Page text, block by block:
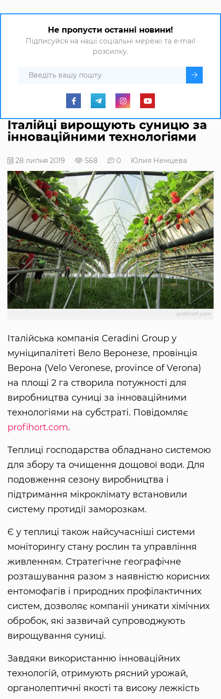
Не пропусти останні новини!
Підписуйся на наші соціальні мережі та e-mail
розсилку.
Італійці вирощують суницю за
інноваційними технологіями
28 липня 2019 568 0 Юлия Немцева
profihort.com
Італійська компанія Сeradini Group у
муніципалітеті Вело Веронезе, провінція
Верона (Velo Veronese, province of Verona)
на площі 2 га створила потужності для
виробництва суниці за інноваційними
технологіями на субстраті. Повідомляє
profihort.com.
Теплиці господарства обладнано системою
для збору та очищення дощової води. Для
подовження сезону виробництва і
підтримання мікроклімату встановили
систему протидії заморозкам.
Є у теплиці також найсучасніші системи
моніторингу стану рослин та управління
живленням. Стратегічне географічне
розташування разом з наявністю корисних
ентомофагів і природних профілактичних
систем, дозволяє компанії уникати хімічних
обробок, які зазвичай супроводжують
вирощування суниці.
Завдяки використанню інноваційних
технологій, отримують рясний урожай,
органолептичні якості та високу лежкість